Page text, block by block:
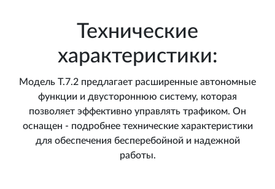
Технические
характеристики:
Модель T.7.2 предлагает расширенные автономные
функции и двустороннюю систему, которая
позволяет эффективно управлять трафиком. Он
оснащен - подробнее технические характеристики
для обеспечения бесперебойной и надежной
работы.